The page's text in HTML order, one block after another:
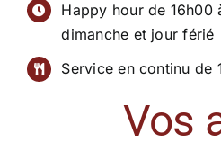
Happy hour de 16h00
dimanche et jour férié
Service en continu de
Vos